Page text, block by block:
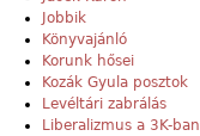
Jobbik
Könyvajánló
Korunk hősei
Kozák Gyula posztok
Levéltári zabrálás
Liberalizmus a 3K-ban